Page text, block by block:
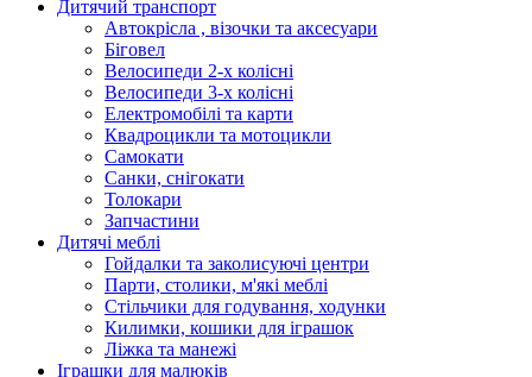
Дитячий транспорт
Автокрісла , візочки та аксесуари
Біговел
Велосипеди 2-х колісні
Велосипеди 3-х колісні
Електромобілі та карти
Квадроцикли та мотоцикли
Самокати
Санки, снігокати
Толокари
Запчастини
Дитячі меблі
Гойдалки та заколисуючі центри
Парти, столики, м'які меблі
Стільчики для годування, ходунки
Килимки, кошики для іграшок
Ліжка та манежі
Іграшки для малюків